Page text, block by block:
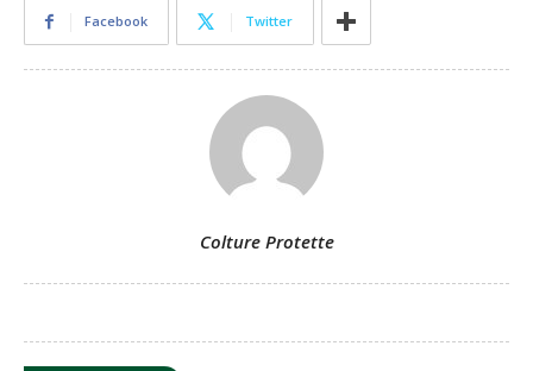
Facebook Twitter
Colture Protette